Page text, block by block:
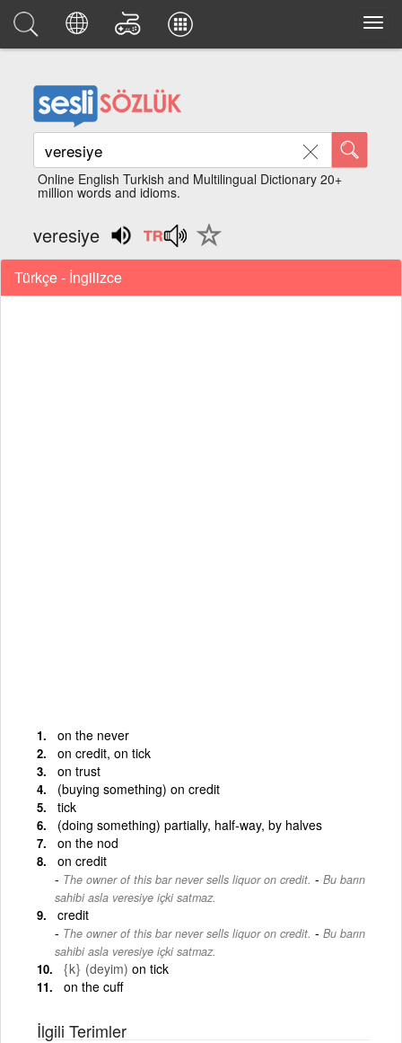
Online English Turkish and Multilingual Dictionary 20+
million words and idioms.
veresiye
Türkçe - İngilizce
on the never
on credit, on tick
on trust
(buying something) on credit
tick
(doing something) partially, half-way, by halves
on the nod
on credit
The owner of this bar never sells liquor on credit. - Bu barın
sahibi asla veresiye içki satmaz.
credit
The owner of this bar never sells liquor on credit. - Bu barın
sahibi asla veresiye içki satmaz.
{k} (deyim) on tick
on the cuff
İlgili Terimler